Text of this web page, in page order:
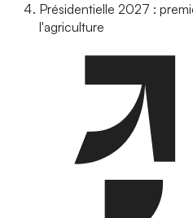
Présidentielle 2027 :
l'agriculture